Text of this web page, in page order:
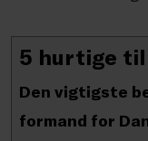
5 hurtige til
Den vigtigste
formand for